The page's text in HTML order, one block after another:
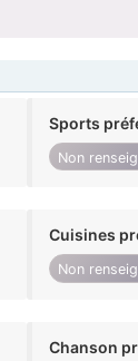
Sports
Non
Cuisines
Non
Chanson